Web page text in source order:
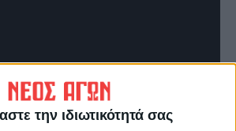
την ιδιωτικότητά σας
Σήμερα